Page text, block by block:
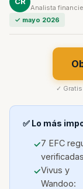
Analista
✓ mayo 2026
✓
✅ Lo más
7 EFC
Vivus y
Wandoo: